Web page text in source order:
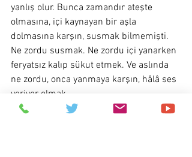
yanlış olur. Bunca zamandır ateşte
olmasına, içi kaynayan bir aşla
dolmasına karşın, susmak bilmemişti.
Ne zordu susmak. Ne zordu içi yanarken
feryatsız kalıp sükut etmek. Ve aslında
ne zordu, onca yanmaya karşın, hâlâ ses
veriyor olmak...